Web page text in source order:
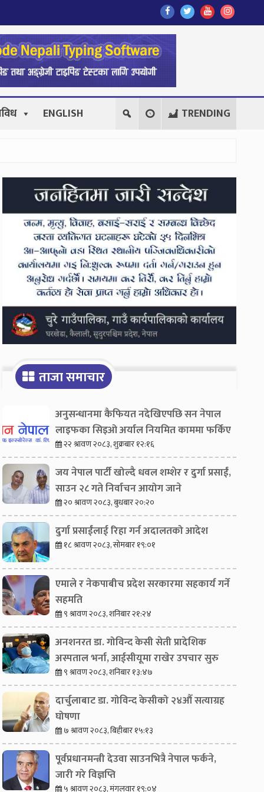
Find
Us
On
Facebook
Find
Us
Find
Us
Follow
Us
ENGLISH TRENDING
Secondary
Sidebar
ताजा समाचार
अनुसन्धानमा कैफियत नदेखिएपछि सन नेपाल
लाइफका सिइओ अर्याल नियमित काममा फर्किए
२२ श्रावण २०८३, शुक्रबार १२:१६
जय नेपाल पार्टी खोल्दै धवल शम्शेर र दुर्गा प्रसाईं,
साउन २८ गते निर्वाचन आयोग जाने
२० श्रावण २०८३, बुधबार २०:२०
दुर्गा प्रसाईंलाई रिहा गर्न अदालतको आदेश
१८ श्रावण २०८३, सोमबार १९:०१
एमाले र नेकपाबीच प्रदेश सरकारमा सहकार्य गर्ने
सहमति
९ श्रावण २०८३, शनिबार २१:२४
अनशनरत डा. गोविन्द केसी सेती प्रादेशिक
अस्पताल भर्ना, आईसीयूमा राखेर उपचार सुरु
९ श्रावण २०८३, शनिबार १३:४७
दार्चुलाबाट डा. गोविन्द केसीको २४औँ सत्याग्रह
घोषणा
७ श्रावण २०८३, बिहीबार १५:१३
पूर्वप्रधानमन्त्री देउवा साउनभित्रै नेपाल फर्कने,
जारी गरे विज्ञप्ति
५ श्रावण २०८३, मंगलवार १९:०४